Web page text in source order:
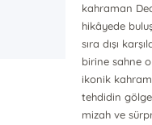
kahraman
hikâyede
sıra dışı
birine sahne
ikonik
tehdidin
mizah ve